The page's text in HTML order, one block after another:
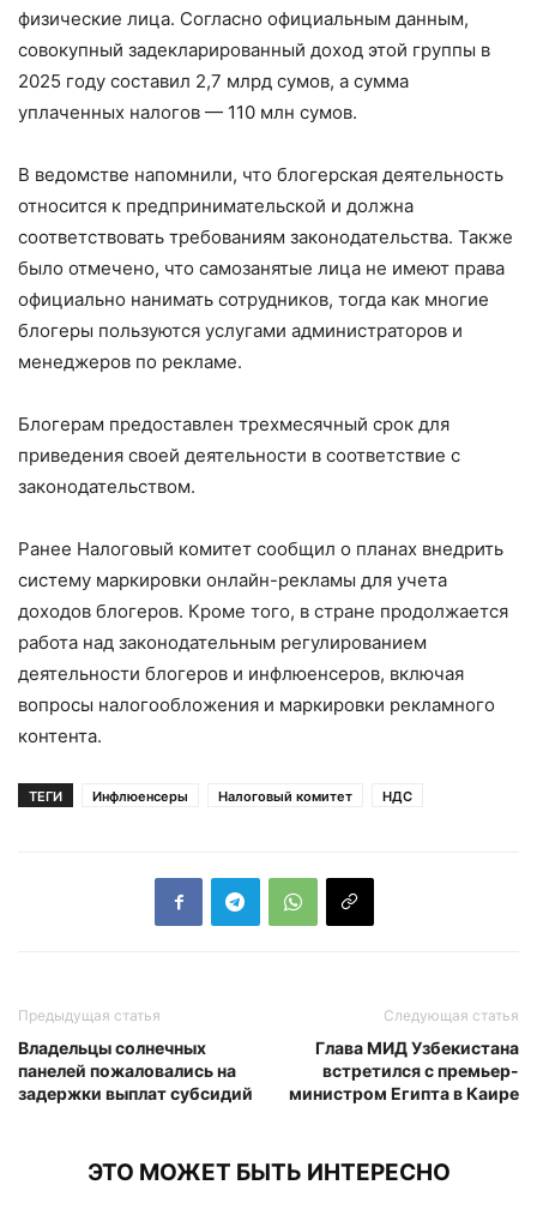
физические лица. Согласно официальным данным,
совокупный задекларированный доход этой группы в
2025 году составил 2,7 млрд сумов, а сумма
уплаченных налогов — 110 млн сумов.
В ведомстве напомнили, что блогерская деятельность
относится к предпринимательской и должна
соответствовать требованиям законодательства. Также
было отмечено, что самозанятые лица не имеют права
официально нанимать сотрудников, тогда как многие
блогеры пользуются услугами администраторов и
менеджеров по рекламе.
Блогерам предоставлен трехмесячный срок для
приведения своей деятельности в соответствие с
законодательством.
Ранее Налоговый комитет сообщил о планах внедрить
систему маркировки онлайн-рекламы для учета
доходов блогеров. Кроме того, в стране продолжается
работа над законодательным регулированием
деятельности блогеров и инфлюенсеров, включая
вопросы налогообложения и маркировки рекламного
контента.
ТЕГИ Инфлюенсеры Налоговый комитет НДС
Предыдущая статья
Владельцы солнечных
панелей пожаловались на
задержки выплат субсидий
Следующая статья
Глава МИД Узбекистана
встретился с премьер-
министром Египта в Каире
ЭТО МОЖЕТ БЫТЬ ИНТЕРЕСНО